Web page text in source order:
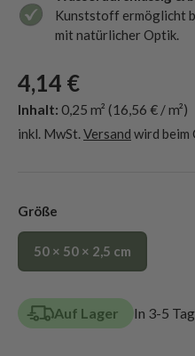
Kunststoff ermöglicht
mit natürlicher Optik.
4,14 €
Inhalt: 0,25 m² (16,56 € / m²)
inkl. MwSt.Versand wird beim
Größe
50 × 50 × 2,5 cm
Auf Lager In 3-5